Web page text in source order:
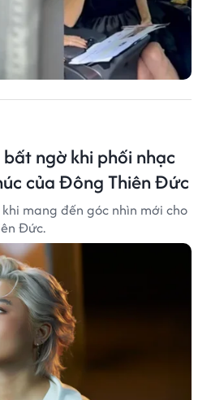
ngờ khi phối nhạc
của Đông Thiên Đức
mang đến góc nhìn mới cho
Đức.